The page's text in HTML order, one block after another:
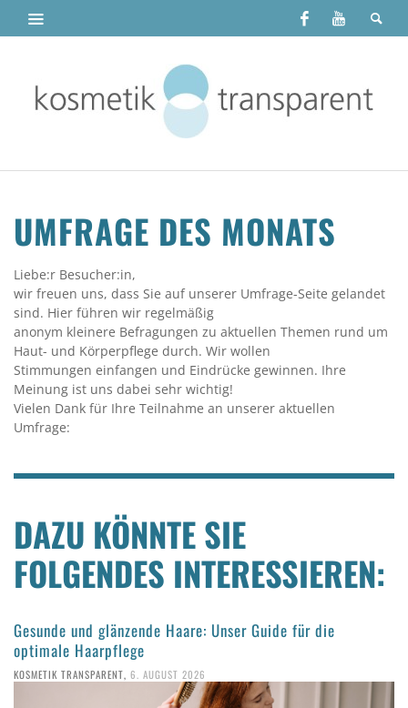
UMFRAGE DES MONATS
Liebe:r Besucher:in,
wir freuen uns, dass Sie auf unserer Umfrage-Seite gelandet
sind. Hier führen wir regelmäßig
anonym kleinere Befragungen zu aktuellen Themen rund um
Haut- und Körperpflege durch. Wir wollen
Stimmungen einfangen und Eindrücke gewinnen. Ihre
Meinung ist uns dabei sehr wichtig!
Vielen Dank für Ihre Teilnahme an unserer aktuellen
Umfrage:
DAZU KÖNNTE SIE
FOLGENDES INTERESSIEREN:
Gesunde und glänzende Haare: Unser Guide für die
optimale Haarpflege
KOSMETIK TRANSPARENT, 6. AUGUST 2026